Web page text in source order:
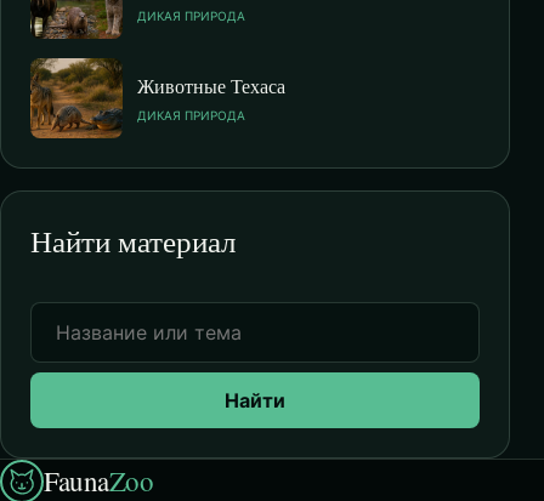
ДИКАЯ ПРИРОДА
Животные Техаса
ДИКАЯ ПРИРОДА
Найти материал
Найти
FaunaZoo